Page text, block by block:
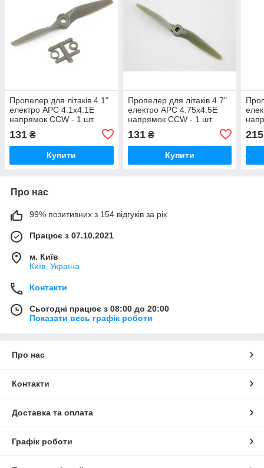
Пропелер для літаків 4.1"
електро APC 4.1x4.1E
напрямок CCW - 1 шт.
131 ₴
Купити
Пропелер для літаків 4.7"
електро APC 4.75x4.5E
напрямок CCW - 1 шт.
131₴
Купити
215
Про нас
99% позитивних з 154 відгуків за рік
Працює з 07.10.2021
м. Київ
Київ, Україна
Контакти
Сьогодні працює з 08:00 до 20:00
Показати весь графік роботи
Про нас
Контакти
Доставка та оплата
Графік роботи